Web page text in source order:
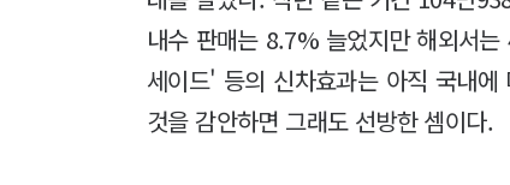
내수 판매는 8.7% 늘었지만 해외서
세이드' 등의 신차효과는 아직 국내
것을 감안하면 그래도 선방한 셈이다.